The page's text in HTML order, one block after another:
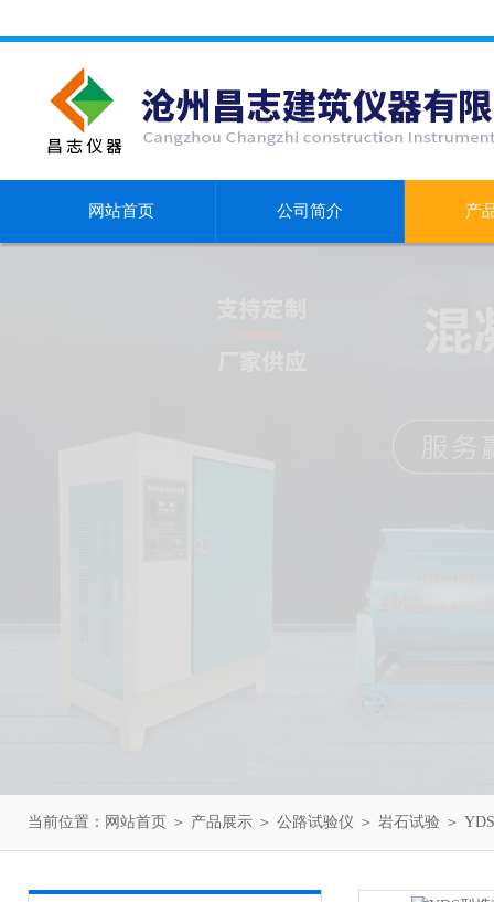
网站首页 公司简介 产
当前位置： 网站首页 ＞ 产品展示 ＞ 公路试验仪 ＞ 岩石试验 ＞